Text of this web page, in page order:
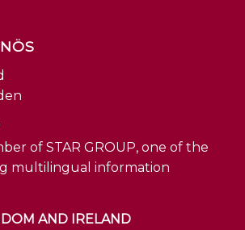
of STAR GROUP, one of the
multilingual information
AND IRELAND